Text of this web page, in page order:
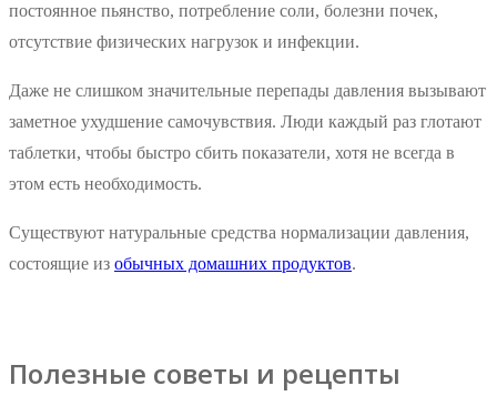
постоянное пьянство, потребление соли, болезни почек,
отсутствие физических нагрузок и инфекции.
Даже не слишком значительные перепады давления вызывают
заметное ухудшение самочувствия. Люди каждый раз глотают
таблетки, чтобы быстро сбить показатели, хотя не всегда в
этом есть необходимость.
Существуют натуральные средства нормализации давления,
состоящие из обычных домашних продуктов.
Полезные советы и рецепты